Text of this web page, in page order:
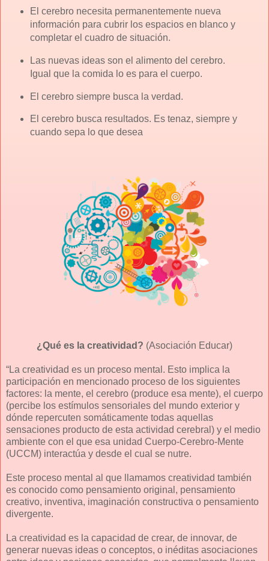
El cerebro necesita permanentemente nueva
información para cubrir los espacios en blanco y
completar el cuadro de situación.
Las nuevas ideas son el alimento del cerebro.
Igual que la comida lo es para el cuerpo.
El cerebro siempre busca la verdad.
El cerebro busca resultados. Es tenaz, siempre y
cuando sepa lo que desea
¿Qué es la creatividad? (Asociación Educar)
“La creatividad es un proceso mental. Esto implica la
participación en mencionado proceso de los siguientes
factores: la mente, el cerebro (produce esa mente), el cuerpo
(percibe los estímulos sensoriales del mundo exterior y
dónde repercuten somáticamente todas aquellas
sensaciones producto de esta actividad cerebral) y el medio
ambiente con el que esa unidad Cuerpo-Cerebro-Mente
(UCCM) interactúa y desde el cual se nutre.
Este proceso mental al que llamamos creatividad también
es conocido como pensamiento original, pensamiento
creativo, inventiva, imaginación constructiva o pensamiento
divergente.
La creatividad es la capacidad de crear, de innovar, de
generar nuevas ideas o conceptos, o inéditas asociaciones